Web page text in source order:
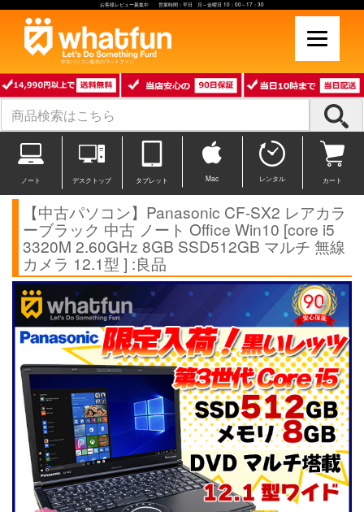
お客様レビュー募集中 営業時間：平日 月～金曜日 10：00～17：30
中古パソコン販売のワットファン
ノート デスクトップ タブレット Mac レンタル カート
【中古パソコン】Panasonic CF-SX2 レアカラ
ーブラック 中古 ノート Office Win10 [core i5
3320M 2.60GHz 8GB SSD512GB マルチ 無線
カメラ 12.1型 ] :良品